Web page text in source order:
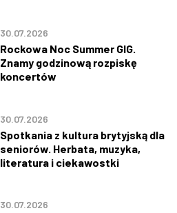
30.07.2026
Rockowa Noc Summer GIG.
Znamy godzinową rozpiskę
koncertów
30.07.2026
Spotkania z kultura brytyjską dla
seniorów. Herbata, muzyka,
literatura i ciekawostki
30.07.2026